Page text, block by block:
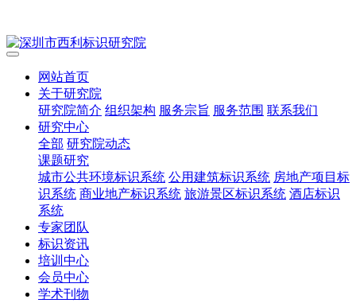
网站首页
关于研究院
研究院简介 组织架构 服务宗旨 服务范围 联系我们
研究中心
全部 研究院动态
课题研究
城市公共环境标识系统 公用建筑标识系统 房地产项目标
识系统 商业地产标识系统 旅游景区标识系统 酒店标识
系统
专家团队
标识资讯
培训中心
会员中心
学术刊物